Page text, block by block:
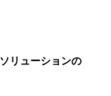
リューションの